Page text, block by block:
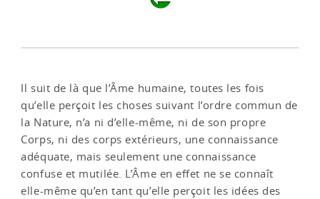
Il suit de là que l’Âme humaine, toutes les fois
qu’elle perçoit les choses suivant l’ordre commun de
la Nature, n’a ni d’elle-même, ni de son propre
Corps, ni des corps extérieurs, une connaissance
adéquate, mais seulement une connaissance
confuse et mutilée. L’Âme en effet ne se connaît
elle-même qu’en tant qu’elle perçoit les idées des